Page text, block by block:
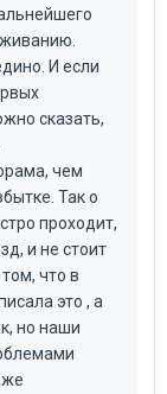
И если
сказать,
чем
Так о
проходит,
и не стоит
что в
это , а
но наши